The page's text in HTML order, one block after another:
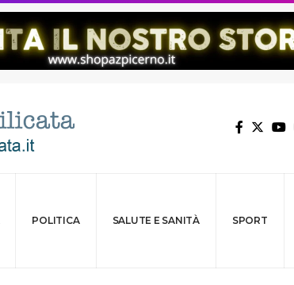
POLITICA SALUTE E SANITÀ SPORT